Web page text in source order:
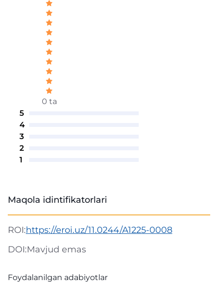
0 ta
5
4
3
2
1
Maqola idintifikatorlari
ROI:https://eroi.uz/11.0244/A1225-0008
DOI:Mavjud emas
Foydalanilgan adabiyotlar